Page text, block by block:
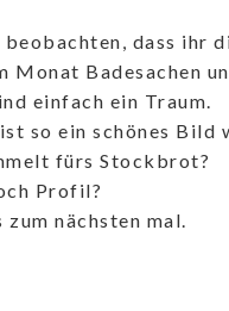
dass ihr
Monat Badesachen
einfach ein Traum.
so ein schönes
fürs Stockbrot?
Profil?
nächsten mal.